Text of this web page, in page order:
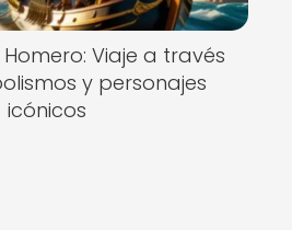
Viaje a través
y personajes
icónicos